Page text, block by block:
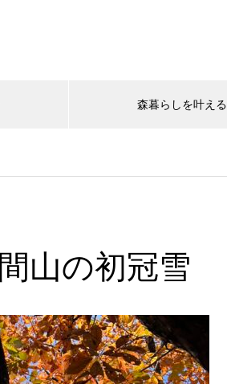
森暮らしを叶える
山の初冠雪